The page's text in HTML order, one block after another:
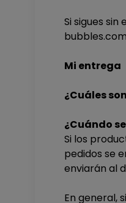
Si sigues
Mi entrega
¿Cuáles
¿Cuándo
Si los
pedidos se
enviarán al
En general,